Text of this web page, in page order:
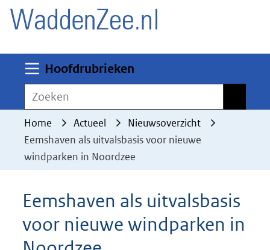
deze
worden
toegestaan
geweigerd.
Hoofdrubrieken
Zoeken
Home Actueel
Nieuwsoverzicht
Eemshaven als uitvalsbasis voor nieuwe
windparken in Noordzee
Eemshaven als uitvalsbasis
voor nieuwe windparken in